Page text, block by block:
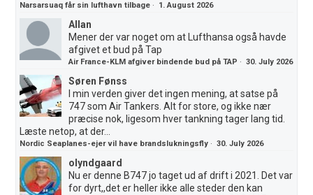
Narsarsuaq får sin lufthavn tilbage · 1. August 2026
Allan
Mener der var noget om at Lufthansa også havde
afgivet et bud på Tap
Air France-KLM afgiver bindende bud på TAP ·30. July 2026
Søren Fønss
I min verden giver det ingen mening, at satse på
747 som Air Tankers. Alt for store, og ikke nær
præcise nok, ligesom hver tankning tager lang tid.
Læste netop, at der...
Nordic Seaplanes-ejer vil have brandslukningsfly ·30. July 2026
olyndgaard
Nu er denne B747 jo taget ud af drift i 2021. Det var
for dyrt,,det er heller ikke alle steder den kan